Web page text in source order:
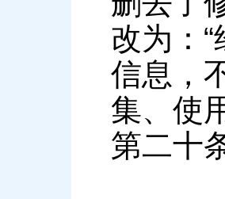
改为：
信息，
集、使
第二十